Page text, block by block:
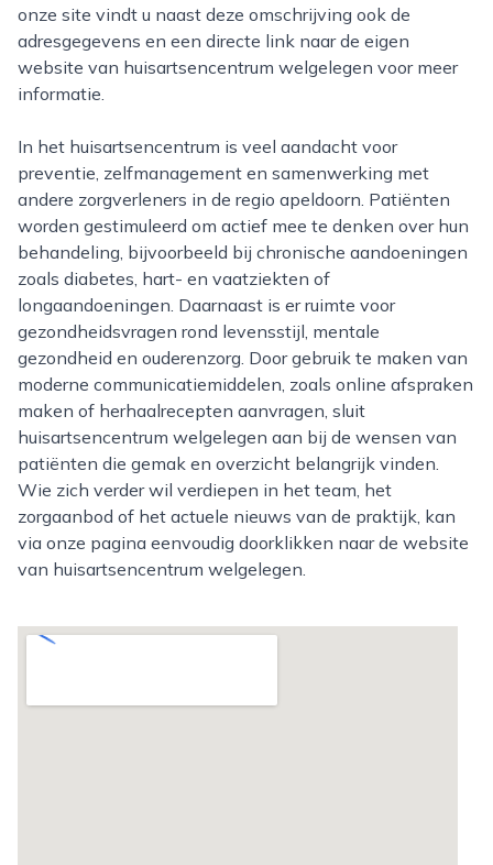
onze site vindt u naast deze omschrijving ook de
adresgegevens en een directe link naar de eigen
website van huisartsencentrum welgelegen voor meer
informatie.
In het huisartsencentrum is veel aandacht voor
preventie, zelfmanagement en samenwerking met
andere zorgverleners in de regio apeldoorn. Patiënten
worden gestimuleerd om actief mee te denken over hun
behandeling, bijvoorbeeld bij chronische aandoeningen
zoals diabetes, hart- en vaatziekten of
longaandoeningen. Daarnaast is er ruimte voor
gezondheidsvragen rond levensstijl, mentale
gezondheid en ouderenzorg. Door gebruik te maken van
moderne communicatiemiddelen, zoals online afspraken
maken of herhaalrecepten aanvragen, sluit
huisartsencentrum welgelegen aan bij de wensen van
patiënten die gemak en overzicht belangrijk vinden.
Wie zich verder wil verdiepen in het team, het
zorgaanbod of het actuele nieuws van de praktijk, kan
via onze pagina eenvoudig doorklikken naar de website
van huisartsencentrum welgelegen.